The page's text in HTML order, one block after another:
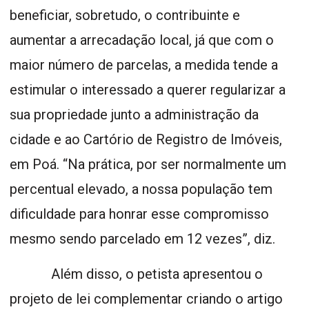
beneficiar, sobretudo, o contribuinte e
aumentar a arrecadação local, já que com o
maior número de parcelas, a medida tende a
estimular o interessado a querer regularizar a
sua propriedade junto a administração da
cidade e ao Cartório de Registro de Imóveis,
em Poá. “Na prática, por ser normalmente um
percentual elevado, a nossa população tem
dificuldade para honrar esse compromisso
mesmo sendo parcelado em 12 vezes”, diz.
Além disso, o petista apresentou o
projeto de lei complementar criando o artigo